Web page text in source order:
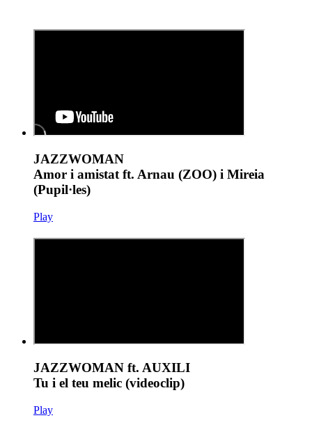
JAZZWOMAN
Amor i amistat ft. Arnau (ZOO) i Mireia
(Pupil·les)
Play
JAZZWOMAN ft. AUXILI
Tu i el teu melic (videoclip)
Play